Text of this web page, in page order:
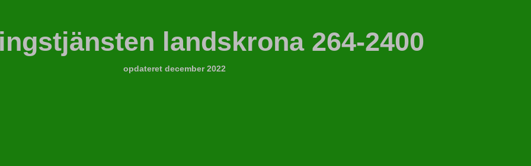
landskrona 264-2400
opdateret december 2022